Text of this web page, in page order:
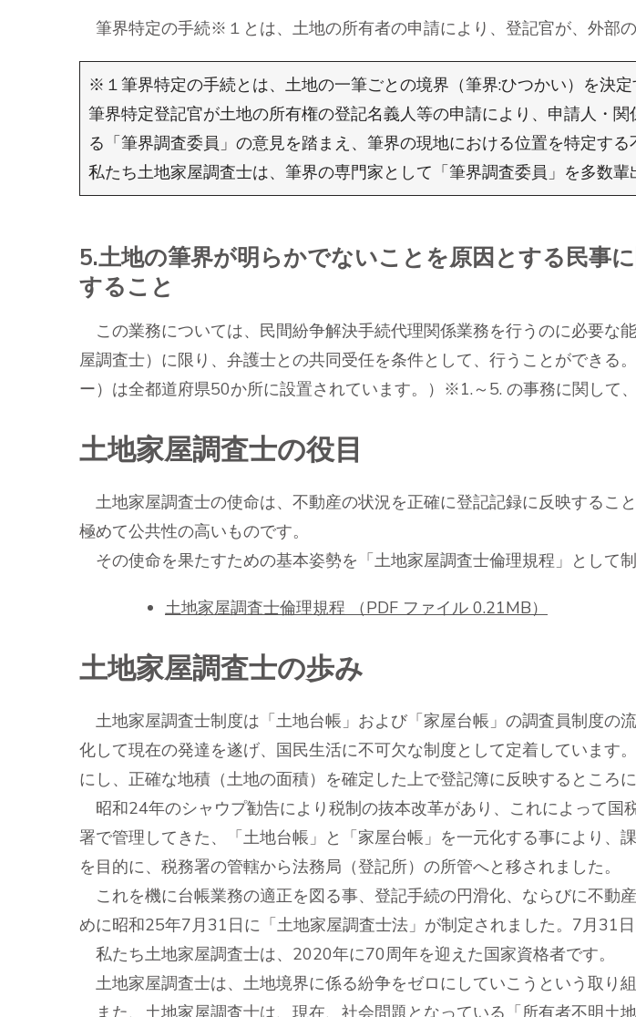
筆界特定の手続※１とは、土地の所有者の申請により、登記官が、外部
※１筆界特定の手続とは、土地の一筆ごとの境界（筆界:ひつかい）を決定
筆界特定登記官が土地の所有権の登記名義人等の申請により、申請人・
る「筆界調査委員」の意見を踏まえ、筆界の現地における位置を特定する
私たち土地家屋調査士は、筆界の専門家として「筆界調査委員」を多数輩
5.土地の筆界が明らかでないことを原因とする民事
すること
この業務については、民間紛争解決手続代理関係業務を行うのに必要な
屋調査士）に限り、弁護士との共同受任を条件として、行うことができる
ー）は全都道府県50か所に設置されています。）※1.～5. の事務に関して
土地家屋調査士の役目
土地家屋調査士の使命は、不動産の状況を正確に登記記録に反映するこ
極めて公共性の高いものです。
その使命を果たすための基本姿勢を「土地家屋調査士倫理規程」として制
土地家屋調査士倫理規程 （PDF ファイル 0.21MB）
土地家屋調査士の歩み
土地家屋調査士制度は「土地台帳」および「家屋台帳」の調査員制度の
化して現在の発達を遂げ、国民生活に不可欠な制度として定着していま
にし、正確な地積（土地の面積）を確定した上で登記簿に反映するところに
昭和24年のシャウプ勧告により税制の抜本改革があり、これによって
署で管理してきた、「土地台帳」と「家屋台帳」を一元化する事により
を目的に、税務署の管轄から法務局（登記所）の所管へと移されました。
これを機に台帳業務の適正を図る事、登記手続の円滑化、ならびに不動
めに昭和25年7月31日に「土地家屋調査士法」が制定されました。7月31
私たち土地家屋調査士は、2020年に70周年を迎えた国家資格者です。
土地家屋調査士は、土地境界に係る紛争をゼロにしていこうという取り
また、土地家屋調査士は、現在、社会問題となっている「所有者不明土